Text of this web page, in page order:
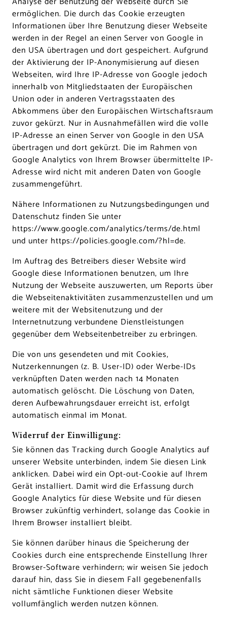
ermöglichen. Die durch das Cookie erzeugten
Informationen über Ihre Benutzung dieser Webseite
werden in der Regel an einen Server von Google in
den USA übertragen und dort gespeichert. Aufgrund
der Aktivierung der IP-Anonymisierung auf diesen
Webseiten, wird Ihre IP-Adresse von Google jedoch
innerhalb von Mitgliedstaaten der Europäischen
Union oder in anderen Vertragsstaaten des
Abkommens über den Europäischen Wirtschaftsraum
zuvor gekürzt. Nur in Ausnahmefällen wird die volle
IP-Adresse an einen Server von Google in den USA
übertragen und dort gekürzt. Die im Rahmen von
Google Analytics von Ihrem Browser übermittelte IP-
Adresse wird nicht mit anderen Daten von Google
zusammengeführt.
Nähere Informationen zu Nutzungsbedingungen und
Datenschutz finden Sie unter
https://www.google.com/analytics/terms/de.html
und unter https://policies.google.com/?hl=de.
Im Auftrag des Betreibers dieser Website wird
Google diese Informationen benutzen, um Ihre
Nutzung der Webseite auszuwerten, um Reports über
die Webseitenaktivitäten zusammenzustellen und um
weitere mit der Websitenutzung und der
Internetnutzung verbundene Dienstleistungen
gegenüber dem Webseitenbetreiber zu erbringen.
Die von uns gesendeten und mit Cookies,
Nutzerkennungen (z. B. User-ID) oder Werbe-IDs
verknüpften Daten werden nach 14 Monaten
automatisch gelöscht. Die Löschung von Daten,
deren Aufbewahrungsdauer erreicht ist, erfolgt
automatisch einmal im Monat.
Widerruf der Einwilligung:
Sie können das Tracking durch Google Analytics auf
unserer Website unterbinden, indem Sie diesen Link
anklicken. Dabei wird ein Opt-out-Cookie auf Ihrem
Gerät installiert. Damit wird die Erfassung durch
Google Analytics für diese Website und für diesen
Browser zukünftig verhindert, solange das Cookie in
Ihrem Browser installiert bleibt.
Sie können darüber hinaus die Speicherung der
Cookies durch eine entsprechende Einstellung Ihrer
Browser-Software verhindern; wir weisen Sie jedoch
darauf hin, dass Sie in diesem Fall gegebenenfalls
nicht sämtliche Funktionen dieser Website
vollumfänglich werden nutzen können.